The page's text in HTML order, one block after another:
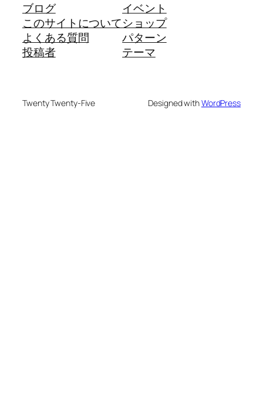
ブログ
このサイトについて
よくある質問
投稿者
イベント
ショップ
パターン
テーマ
Twenty Twenty-Five Designed withWordPress